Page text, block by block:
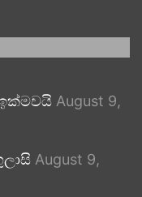
ඉක්මවයි August 9,
August 9,